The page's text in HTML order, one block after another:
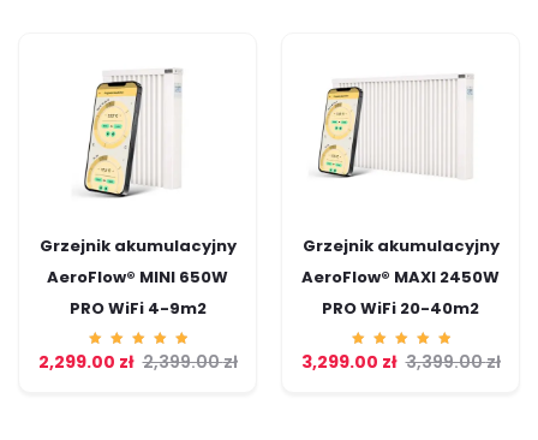
Grzejnik akumulacyjny
AeroFlow® MINI 650W
PRO WiFi 4-9m2
Ocenion
o2,399.00zł
2,299.00 zł
Grzejnik akumulacyjny
AeroFlow® MAXI 2450W
PRO WiFi 20-40m2
Ocenion
o3,399.00zł
3,299.00 zł